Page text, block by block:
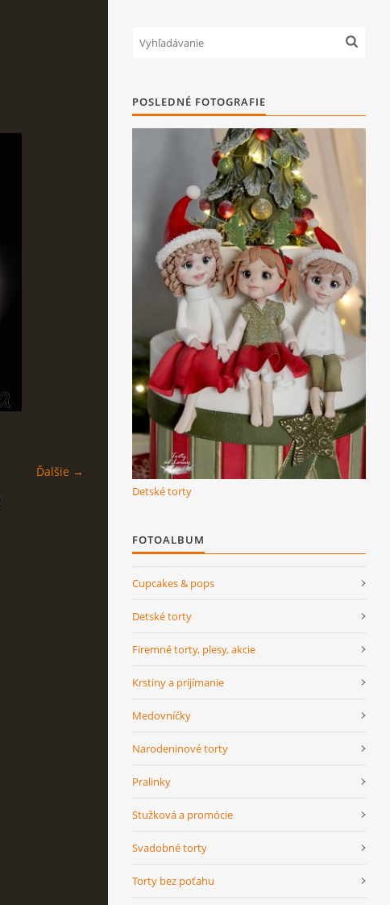
Ďalšie →
POSLEDNÉ FOTOGRAFIE
Detské torty
FOTOALBUM
Cupcakes & pops
Detské torty
Firemné torty, plesy, akcie
Krstiny a prijímanie
Medovníčky
Narodeninové torty
Pralinky
Stužková a promócie
Svadobné torty
Torty bez poťahu